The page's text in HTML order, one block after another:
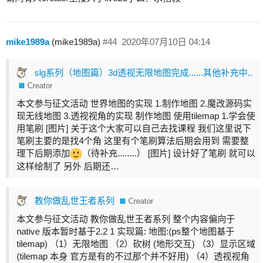
mike1989a(mike1989a) 2020年07月10日 04:14
#44
slg系列（地图篇）3d透视无限地图完成......其他补充中..
Creator
本文参与征文活动 世界地图的实现 1.制作地图 2.魔改源码实
现无线地图 3.透视视角的实现 制作地图 使用tilemap 1.学会使
用笔刷 [图片] 关于这个大家可以自己去找课程 我们这里说下
笔刷主要的是找4个角 这里有个笔刷算法后期会用到 需要整
理下后期添加
（待补充........） [图片] 设计好了笔刷 就可以
这样绘制了 另外 后期还…
教你做乱世王者系列 Creator
本文参与征文活动 教你做乱世王者系列 整个内容偏向于
native 版本暂时基于2.2 1 实现篇: 地图:(ps整个地图基于
tilemap) （1）无限地图 （2）砍树 (地形交互) （3）显示区域
(tilemap 本身 官方是有的不过那个并不好用) （4）透视视角